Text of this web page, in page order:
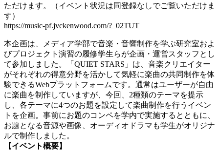
ただけます。（イベント状況は同登録なしでご覧いただけま
す）
https://music-pf.jvckenwood.com/?_02TUT
本企画は、メディア学部で音楽・音響制作を学ぶ研究室およ
びプロジェクト演習の履修学生らが企画・運営スタッフとし
て参加しました。「QUIET STARS」は、音楽クリエイター
がそれぞれの得意分野を活かして気軽に楽曲の共同制作を体
験できるWebプラットフォームです。通常はユーザーが自由
に楽曲を制作していますが、今回、2種類のテーマを提示
し、各テーマに4つのお題を設定して楽曲制作を行うイベン
トを企画。事前にお題のコンペを学内で実施するとともに、
お題となる音源や画像、オーディオドラマも学生がオリジナ
ルで制作しました。
【イベント概要】